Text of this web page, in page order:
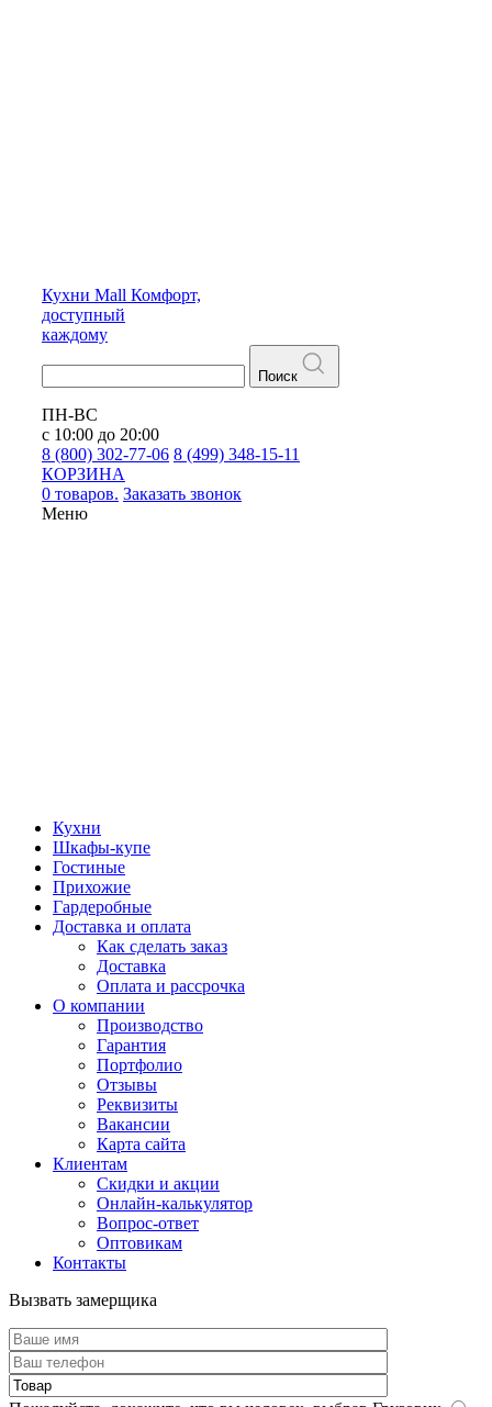
Кухни Mall Комфорт,
доступный
каждому
Поиск
ПН-ВС
с 10:00 до 20:00
8 (800) 302-77-06 8 (499) 348-15-11
КОРЗИНА
0 товаров. Заказать звонок
Меню
Кухни
Шкафы-купе
Гостиные
Прихожие
Гардеробные
Доставка и оплата
Как сделать заказ
Доставка
Оплата и рассрочка
О компании
Производство
Гарантия
Портфолио
Отзывы
Реквизиты
Вакансии
Карта сайта
Клиентам
Скидки и акции
Онлайн-калькулятор
Вопрос-ответ
Оптовикам
Контакты
Вызвать замерщика